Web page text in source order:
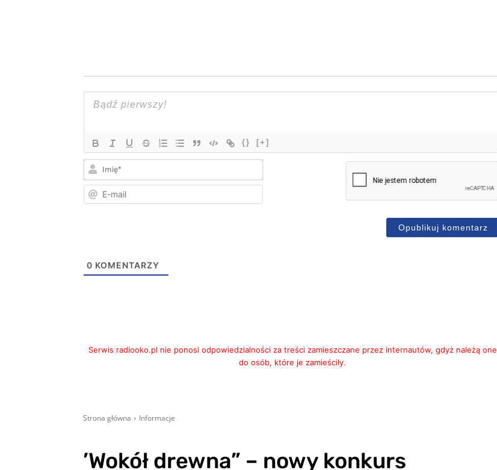
{} [+]
mail
0 KOMENTARZY
Serwis radiooko.pl nie ponosi odpowiedzialności za treści zamieszczane przez internautów, gdyż należą one
do osób, które je zamieściły.